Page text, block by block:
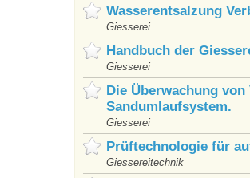
Wasserentsalzung
Giesserei
Handbuch der
Giesserei
Die Überwachung
Sandumlaufsystem.
Giesserei
Prüftechnologie für
Giessereitechnik